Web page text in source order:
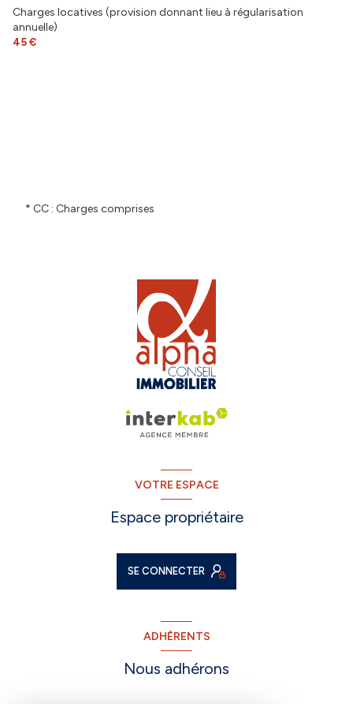
Charges locatives (provision donnant lieu à régularisation
annuelle)
45 €
* CC : Charges comprises
VOTRE ESPACE
Espace propriétaire
SE CONNECTER
ADHÉRENTS
Nous adhérons